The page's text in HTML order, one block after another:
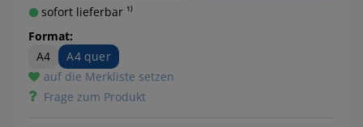
sofort lieferbar ¹⁾
Format:
A4
A4 quer
auf die Merkliste setzen
Frage zum Produkt